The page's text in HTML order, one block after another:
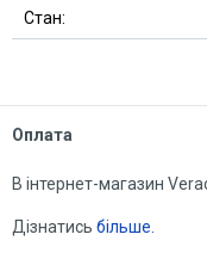
Стан:
Оплата
В інтернет-магазин
Дізнатись більше.